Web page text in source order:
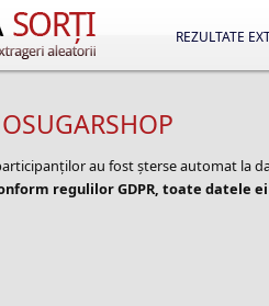
REZULTATE
au fost șterse automat la
regulilor GDPR, toate datele